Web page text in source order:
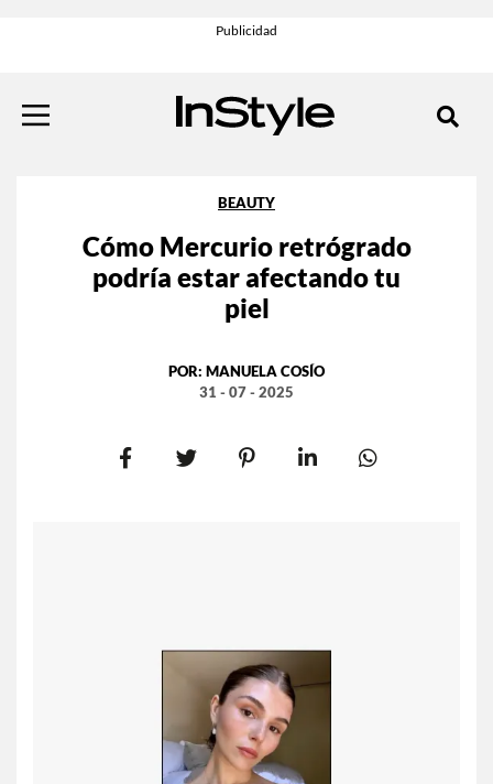
BEAUTY
Cómo Mercurio retrógrado
podría estar afectando tu
piel
POR: MANUELA COSÍO
31 - 07 - 2025